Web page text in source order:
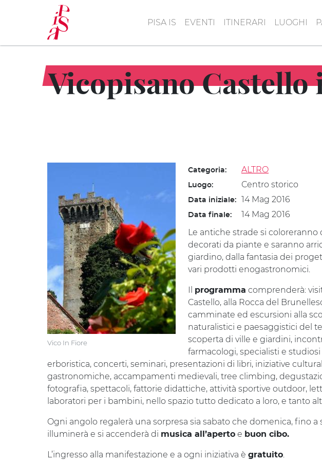
principale
PISA IS EVENTI ITINERARI LUOGHI
Vicopisano Castello
Vico In Fiore
Categoria: ALTRO
Luogo: Centro storico
Data iniziale: 14 Mag 2016
Data finale:
14 Mag 2016
Le antiche strade si
decorati da piante e saranno
giardino, dalla fantasia dei
vari prodotti enogastronomici.
Il programma comprenderà:
Castello, alla Rocca del
camminate ed escursioni alla
naturalistici e paesaggistici del
scoperta di ville e giardini,
farmacologi, specialisti e
erboristica, concerti, seminari, presentazioni di libri, iniziative
gastronomiche, accampamenti medievali, tree climbing,
fotografia, spettacoli, fattorie didattiche, attività sportive outdoor,
laboratori per i bambini, nello spazio tutto dedicato a loro, e tanto
Ogni angolo regalerà una sorpresa sia sabato che domenica, fino a
illuminerà e si accenderà di musica all’aperto e buon cibo.
L’ingresso alla manifestazione e a ogni iniziativa è gratuito.